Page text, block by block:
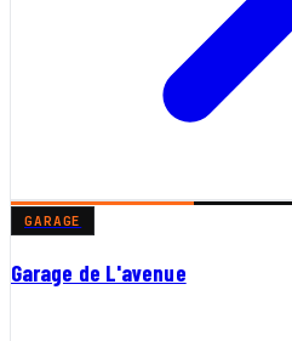
GARAGE
Garage de L'avenue